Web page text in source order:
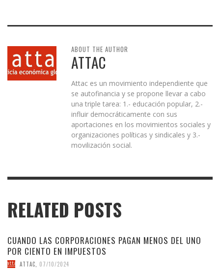
ABOUT THE AUTHOR
ATTAC
Attac es un movimiento independiente que
se autofinancia y se propone llevar a cabo
una triple tarea: 1.- educación popular, 2.-
influir democráticamente con sus
aportaciones en los movimientos sociales y
organizaciones políticas y sindicales y 3.-
movilización social.
RELATED POSTS
CUANDO LAS CORPORACIONES PAGAN MENOS DEL UNO
POR CIENTO EN IMPUESTOS
ATTAC 07/10/2024